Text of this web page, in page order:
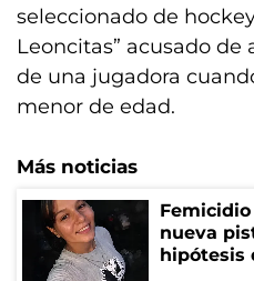
seleccionado de
Leoncitas” acusado
de una jugadora
menor de edad.
Más noticias
nueva
hipótesis